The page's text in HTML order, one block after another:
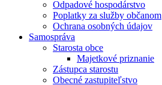
Odpadové hospodárstvo
Poplatky za služby občanom
Ochrana osobných údajov
Samospráva
Starosta obce
Majetkové priznanie
Zástupca starostu
Obecné zastupiteľstvo